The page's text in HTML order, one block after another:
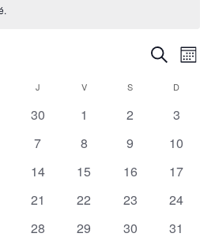
vues
Recherche
de
Mois
MERCREDI
J VVENDREDIS D
0
30
0
1
0
2
0
3
0
7
0
8
0
9
0
10
0
14
0
15
0
16
0
17
0
21
0
22
0
23
0
24
0
28
0
29
0
30
0
31